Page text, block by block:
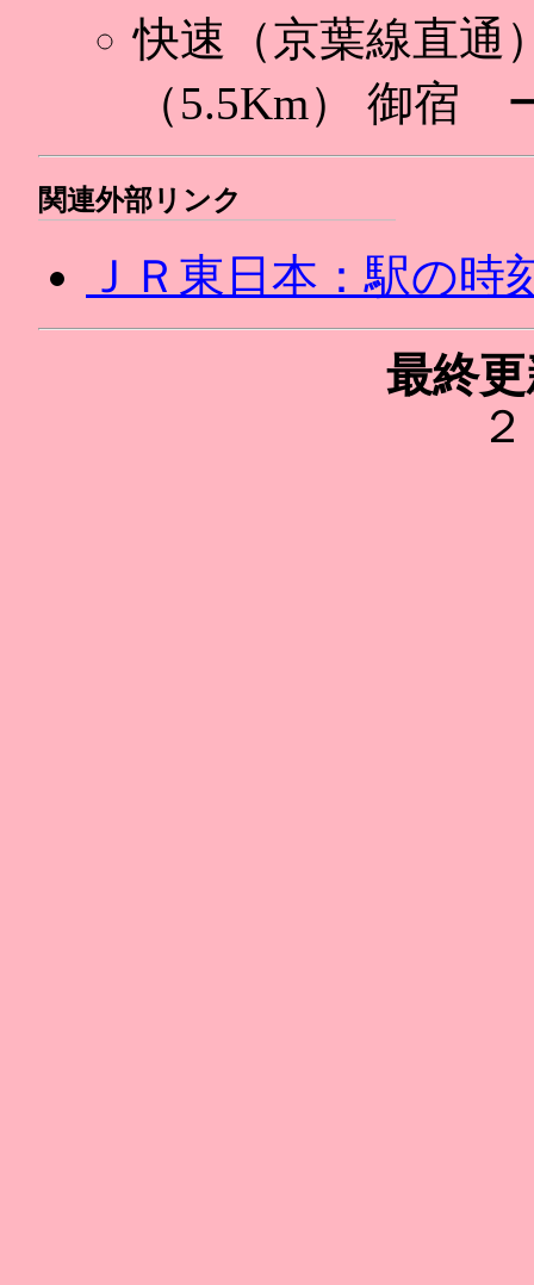
快速（京葉線直通
（5.5Km） 御
関連外部リンク
ＪＲ東日本：駅の時
最終